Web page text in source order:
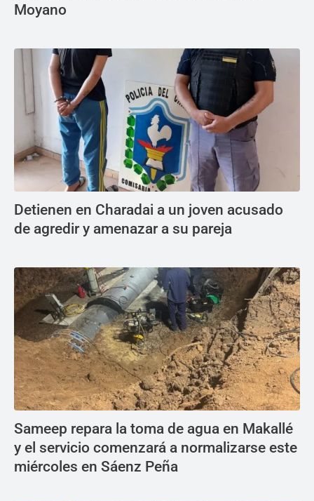
Moyano
Detienen en Charadai a un joven acusado
de agredir y amenazar a su pareja
Sameep repara la toma de agua en Makallé
y el servicio comenzará a normalizarse este
miércoles en Sáenz Peña